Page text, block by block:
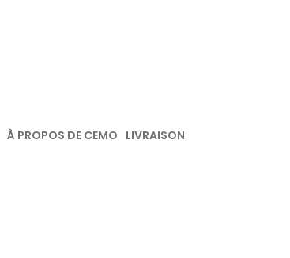
À PROPOS DE CEMO LIVRAISON